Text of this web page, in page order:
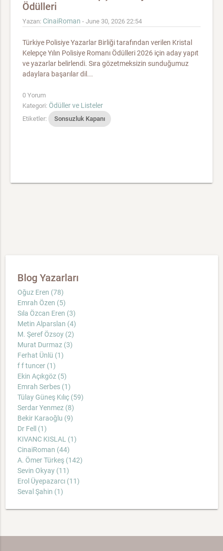
Ödülleri
Yazan: CinaiRoman - June 30, 2026 22:54
Türkiye Polisiye Yazarlar Birliği tarafından verilen Kristal
Kelepçe Yılın Polisiye Romanı Ödülleri 2026 için aday yapıt
ve yazarlar belirlendi. Sıra gözetmeksizin sunduğumuz
adaylara başarılar dil...
0 Yorum
Kategori: Ödüller ve Listeler
Etiketler: Sonsuzluk Kapanı
Blog Yazarları
Oğuz Eren (78)
Emrah Özen (5)
Sıla Özcan Eren (3)
Metin Alparslan (4)
M. Şeref Özsoy (2)
Murat Durmaz (3)
Ferhat Ünlü (1)
f f tuncer (1)
Ekin Açıkgöz (5)
Emrah Serbes (1)
Tülay Güneş Kılıç (59)
Serdar Yenmez (8)
Bekir Karaoğlu (9)
Dr Fell (1)
KIVANC KISLAL (1)
CinaiRoman (44)
A. Ömer Türkeş (142)
Sevin Okyay (11)
Erol Üyepazarcı (11)
Seval Şahin (1)